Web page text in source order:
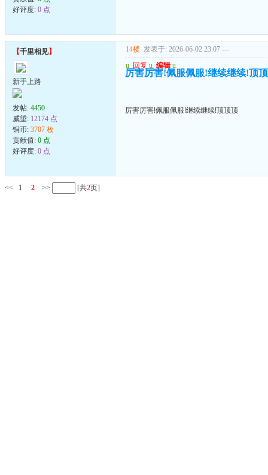
好评度: 0 点
【千里相见】
新手上路
发帖: 4450
威望: 12174 点
铜币: 3707 枚
贡献值: 0 点
好评度: 0 点
14楼 发表于: 2026-06-02 23:07 ---
u 回复 u 编辑 u
厉害厉害!佩服佩服!继续继续!顶
厉害厉害!佩服佩服!继续继续!顶顶顶
<< 1 2 >> [共2页]